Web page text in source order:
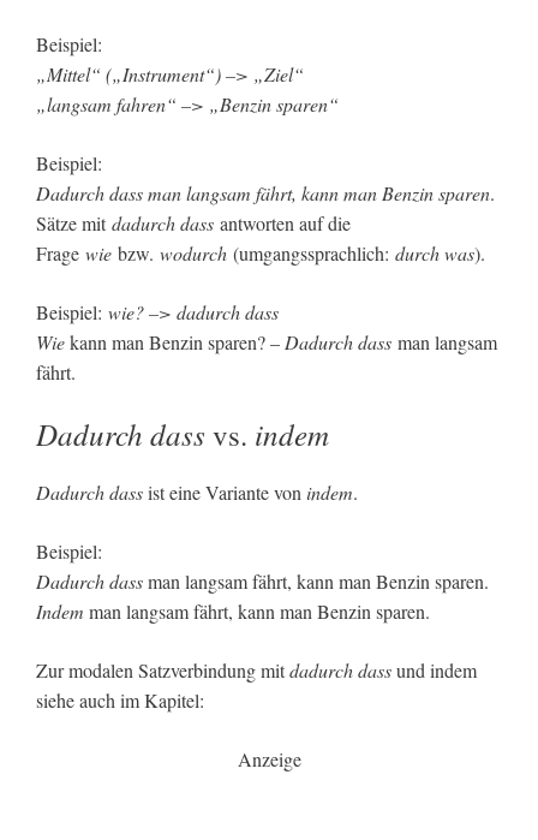
Beispiel:
„Mittel“ („Instrument“) –> „Ziel“
„langsam fahren“ –> „Benzin sparen“
Beispiel:
Dadurch dass man langsam fährt, kann man Benzin sparen.
Sätze mit dadurch dass antworten auf die
Frage wie bzw. wodurch (umgangssprachlich: durch was).
Beispiel: wie? –> dadurch dass
Wiekann man Benzin sparen? – Dadurch dass man langsam
fährt.
Dadurch dass vs. indem
Dadurch dassist eine Variante von indem.
Beispiel:
Dadurch dassman langsam fährt, kann man Benzin sparen.
Indem man langsam fährt, kann man Benzin sparen.
Zur modalen Satzverbindung mitdadurch dassund indem
siehe auch im Kapitel:
Anzeige